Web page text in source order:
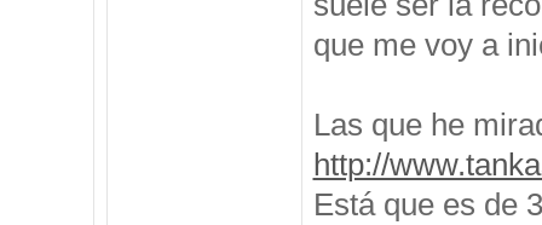
que me voy a
Las que he
http://
Está que es de